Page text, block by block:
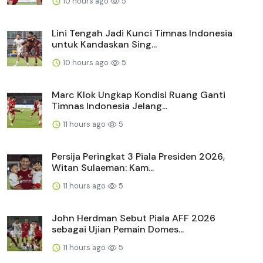
Lini Tengah Jadi Kunci Timnas Indonesia
untuk Kandaskan Sing...
10 hours ago 5
Marc Klok Ungkap Kondisi Ruang Ganti
Timnas Indonesia Jelang...
11 hours ago 5
Persija Peringkat 3 Piala Presiden 2026,
Witan Sulaeman: Kam...
11 hours ago 5
John Herdman Sebut Piala AFF 2026
sebagai Ujian Pemain Domes...
11 hours ago 5